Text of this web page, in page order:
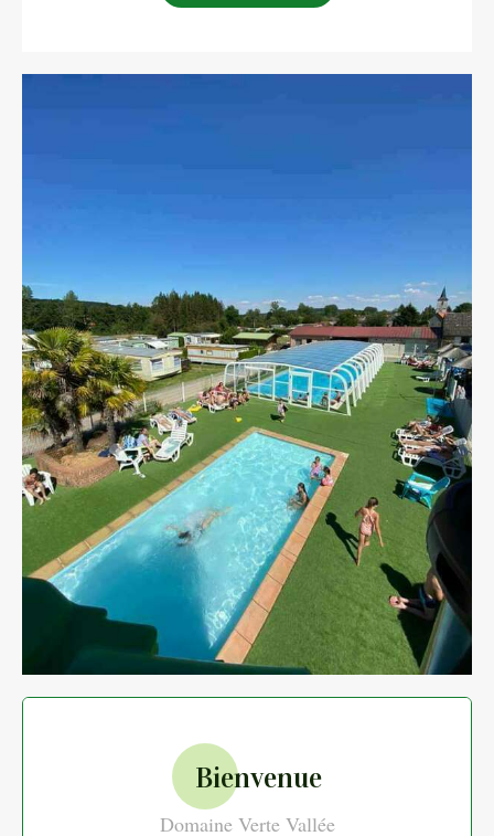
Bienvenue
Domaine Verte Vallée